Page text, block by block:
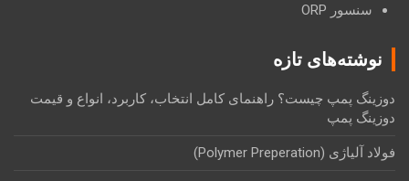
سنسور ORP
نوشته‌های تازه
دوزینگ پمپ چیست؟ راهنمای کامل انتخاب، کاربرد، انواع و قیمت
دوزینگ پمپ
فولاد آلیاژی (Polymer Preperation)